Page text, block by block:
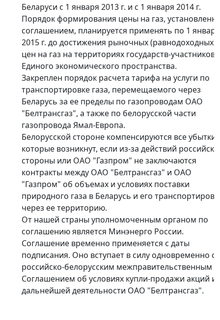
Беларуси с 1 января 2013 г. и с 1 января 2014 г.
Порядок формирования цены на газ,
соглашением, планируется применять по 1 января
2015 г. до достижения рыночных (равнодоходных)
цен на газ на территориях государств-участников
Единого экономического пространства.
Закреплен порядок расчета тарифа на услуги по
транспортировке газа, перемещаемого через
Беларусь за ее пределы по газопроводам ОАО
"Белтрансгаз", а также по белорусской части
газопровода Ямал-Европа.
Белорусской стороне компенсируются все убытки,
которые возникнут, если из-за действий
стороны или ОАО "Газпром" не заключаются
контракты между ОАО "Белтрансгаз" и ОАО
"Газпром" об объемах и условиях поставки
природного газа в Беларусь и его
через ее территорию.
От нашей страны уполномоченным органом по
соглашению является Минэнерго России.
Соглашение временно применяется с даты
подписания. Оно вступает в силу одновременно с
российско-белорусским межправительственным
Соглашением об условиях купли-продажи акций и
дальнейшей деятельности ОАО "Белтрансгаз".